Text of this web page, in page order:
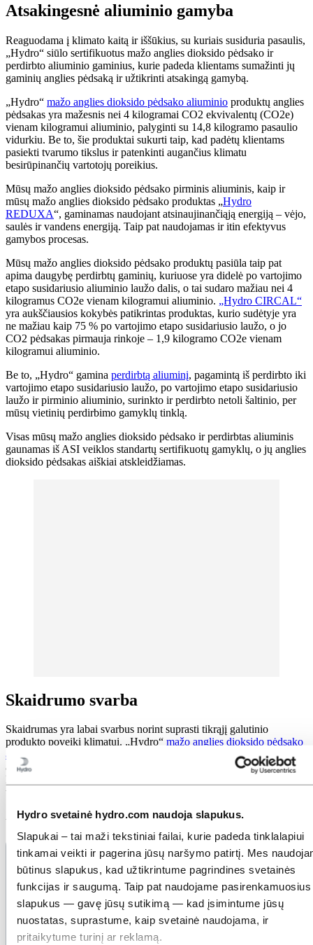
Hydro svetainė hydro.com naudoja slapukus.
Slapukai – tai maži tekstiniai failai, kurie padeda tinklalapiui
tinkamai veikti ir pagerina jūsų naršymo patirtį. Mes
būtinus slapukus, kad užtikrintume pagrindines svetainės
funkcijas ir saugumą. Taip pat naudojame pasirenkamuosius
slapukus — gavę jūsų sutikimą — kad įsimintume jūsų
nuostatas, suprastume, kaip svetainė naudojama, ir
pritaikytume turinį ar reklamą.
Atsakingesnė aliuminio gamyba
Reaguodama į klimato kaitą ir iššūkius, su kuriais susiduria pasaulis,
„Hydro“ siūlo sertifikuotus mažo anglies dioksido pėdsako ir
perdirbto aliuminio gaminius, kurie padeda klientams sumažinti jų
gaminių anglies pėdsaką ir užtikrinti atsakingą gamybą.
„Hydro“ mažo anglies dioksido pėdsako aliuminio produktų anglies
pėdsakas yra mažesnis nei 4 kilogramai CO2 ekvivalentų (CO2e)
vienam kilogramui aliuminio, palyginti su 14,8 kilogramo pasaulio
vidurkiu. Be to, šie produktai sukurti taip, kad padėtų klientams
pasiekti tvarumo tikslus ir patenkinti augančius klimatu
besirūpinančių vartotojų poreikius.
Mūsų mažo anglies dioksido pėdsako pirminis aliuminis, kaip ir
mūsų mažo anglies dioksido pėdsako produktas „Hydro
REDUXA“, gaminamas naudojant atsinaujinančiąją energiją – vėjo,
saulės ir vandens energiją. Taip pat naudojamas ir itin efektyvus
gamybos procesas.
Mūsų mažo anglies dioksido pėdsako produktų pasiūla taip pat
apima daugybę perdirbtų gaminių, kuriuose yra didelė po vartojimo
etapo susidariusio aliuminio laužo dalis, o tai sudaro mažiau nei 4
kilogramus CO2e vienam kilogramui aliuminio. „Hydro CIRCAL“
yra aukščiausios kokybės patikrintas produktas, kurio sudėtyje yra
ne mažiau kaip 75 % po vartojimo etapo susidariusio laužo, o jo
CO2 pėdsakas pirmauja rinkoje – 1,9 kilogramo CO2e vienam
kilogramui aliuminio.
Be to, „Hydro“ gamina perdirbtą aliuminį, pagamintą iš perdirbto iki
vartojimo etapo susidariusio laužo, po vartojimo etapo susidariusio
laužo ir pirminio aliuminio, surinkto ir perdirbto netoli šaltinio, per
mūsų vietinių perdirbimo gamyklų tinklą.
Visas mūsų mažo anglies dioksido pėdsako ir perdirbtas aliuminis
gaunamas iš ASI veiklos standartų sertifikuotų gamyklų, o jų anglies
dioksido pėdsakas aiškiai atskleidžiamas.
Skaidrumo svarba
Skaidrumas yra labai svarbus norint suprasti tikrąjį galutinio
produkto poveikį klimatui. „Hydro“ mažo anglies dioksido pėdsako
aliuminis
turi dokumentais pagrįstą
aplinkosauginį pėdsaką, į kurį patenka procesai nuo pat kasybos ar
laužo gavybos iki galutinio metalo sukūrimo, įskaitant žaliavas ir
transportavimą (1–3 lygiai).
Atnaujinta: 2025 m. gruodžio 22 d.